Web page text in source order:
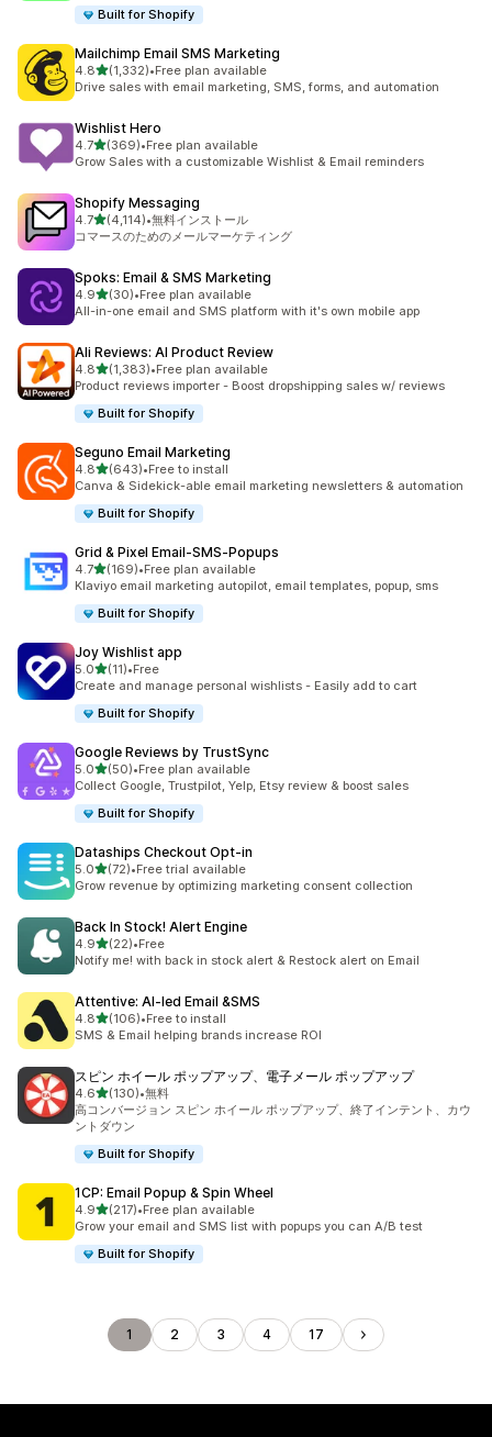
Built for Shopify
Mailchimp Email SMS Marketing
4.85つ星中
(1,332)
合計レビュー数：1332件
•Free plan available
Drive sales with email marketing, SMS, forms, and automation
Wishlist Hero
4.75つ星中
(369)
合計レビュー数：369件
•Free plan available
Grow Sales with a customizable Wishlist & Email reminders
Shopify Messaging
4.75つ星中
(4,114)
合計レビュー数：4114件
•無料インストール
コマースのためのメールマーケティング
Spoks: Email & SMS Marketing
4.95つ星中
(30)
合計レビュー数：30件
•Free plan available
All-in-one email and SMS platform with it's own mobile app
Ali Reviews: AI Product Review
4.85つ星中
(1,383)
合計レビュー数：1383件
•Free plan available
Product reviews importer - Boost dropshipping sales w/ reviews
Built for Shopify
Seguno Email Marketing
4.85つ星中
(643)
合計レビュー数：643件
•Free to install
Canva & Sidekick-able email marketing newsletters & automation
Built for Shopify
Grid & Pixel Email‑SMS‑Popups
4.75つ星中
(169)
合計レビュー数：169件
•Free plan available
Klaviyo email marketing autopilot, email templates, popup, sms
Built for Shopify
Joy Wishlist app
5.05つ星中
(11)
合計レビュー数：11件
•Free
Create and manage personal wishlists - Easily add to cart
Built for Shopify
Google Reviews by TrustSync
5.05つ星中
(50)
合計レビュー数：50件
•Free plan available
Collect Google, Trustpilot, Yelp, Etsy review & boost sales
Built for Shopify
Dataships Checkout Opt‑in
5.05つ星中
(72)
合計レビュー数：72件
•Free trial available
Grow revenue by optimizing marketing consent collection
Back In Stock! Alert Engine
4.95つ星中
(22)
合計レビュー数：22件
•Free
Notify me! with back in stock alert & Restock alert on Email
Attentive: AI‑led Email &SMS
4.85つ星中
(106)
合計レビュー数：106件
•Free to install
SMS & Email helping brands increase ROI
スピン ホイール ポップアップ、電子メール ポップアップ
4.65つ星中
(130)
合計レビュー数：130件
•無料
高コンバージョン スピン ホイール ポップアップ、終了インテント、カウ
ントダウン
Built for Shopify
1CP: Email Popup & Spin Wheel
4.95つ星中
(217)
合計レビュー数：217件
•Free plan available
Grow your email and SMS list with popups you can A/B test
Built for Shopify
1 2 3 4 17